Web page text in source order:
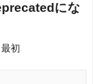
にな
初